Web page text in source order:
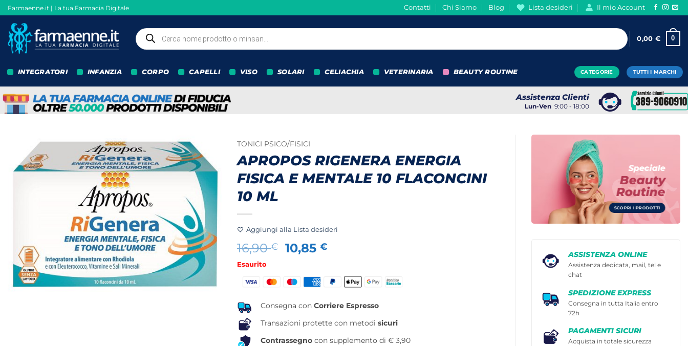
Salta
ai
contenuti
Farmaenne.it | La tua Farmacia Digitale Contatti Chi Siamo Blog Lista desideri Il mio Account
Ricerca
prodotti
0,00 € 0
INTEGRATORI INFANZIA CORPO CAPELLI VISO SOLARI CELIACHIA VETERINARIA BEAUTY ROUTINE CATEGORIE TUTTI I MARCHI
Assistenza Clienti
Lun-Ven 9:00 - 18:00
TONICI PSICO/FISICI
APROPOS RIGENERA ENERGIA
FISICA E MENTALE 10 FLACONCINI
10 ML
Aggiungi alla Lista desideri
16,90€
Il
era:
10,85€
attuale
è:
Esaurito
Consegna con Corriere Espresso
Transazioni protette con metodi sicuri
Contrassegno con supplemento di € 3,90
Speciale
Beauty
Routine
SCOPRI I PRODOTTI
ASSISTENZA ONLINE
Assistenza dedicata, mail, tel e
chat
SPEDIZIONE EXPRESS
Consegna in tutta Italia entro
72h
PAGAMENTI SICURI
Acquista in totale sicurezza